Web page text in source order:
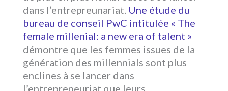
dans l’entrepreunariat. Une étude du
bureau de conseil PwC intitulée « The
female millenial: a new era of talent »
démontre que les femmes issues de la
génération des millennials sont plus
enclines à se lancer dans
l’entrepreneuriat que leurs